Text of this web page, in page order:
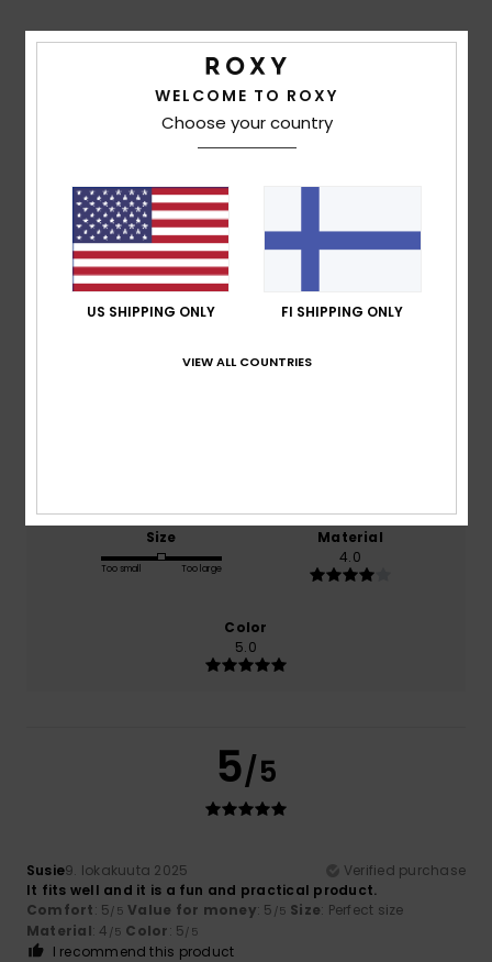
Shipping & Returns
Average Score
5.0 /5
1 verified reviewssince lokakuuta 2025
Size
Too small Too large
Material
4.0
Color
5.0
5/5
Susie9. lokakuuta 2025
Verified purchase
It fits well and it is a fun and practical product.
Comfort: 5/5 Value for money: 5 /5 Size: Perfect size
Material: 4 /5 Color: 5/5
I recommend this product
WELCOME TO ROXY
Choose your country
US SHIPPING ONLY FI SHIPPING ONLY
VIEW ALL COUNTRIES